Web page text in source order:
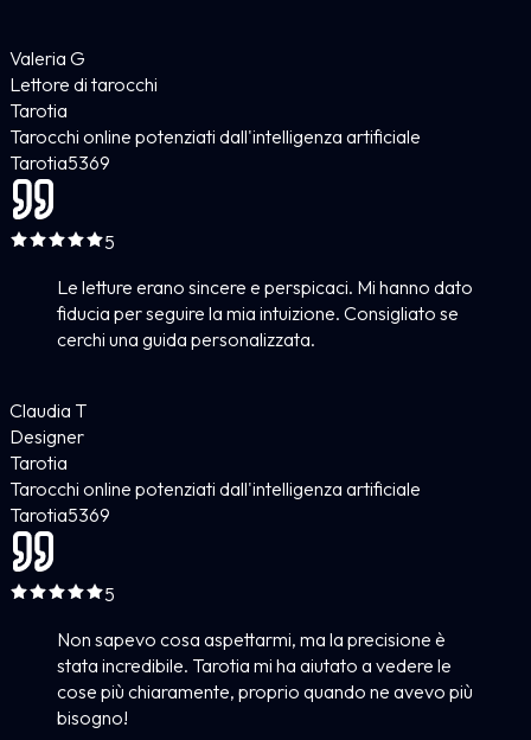
Valeria G
Lettore di tarocchi
Tarotia
Tarocchi online potenziati dall'intelligenza artificiale
Tarotia5369
5
Le letture erano sincere e perspicaci. Mi hanno dato
fiducia per seguire la mia intuizione. Consigliato se
cerchi una guida personalizzata.
Claudia T
Designer
Tarotia
Tarocchi online potenziati dall'intelligenza artificiale
Tarotia5369
5
Non sapevo cosa aspettarmi, ma la precisione è
stata incredibile. Tarotia mi ha aiutato a vedere le
cose più chiaramente, proprio quando ne avevo più
bisogno!